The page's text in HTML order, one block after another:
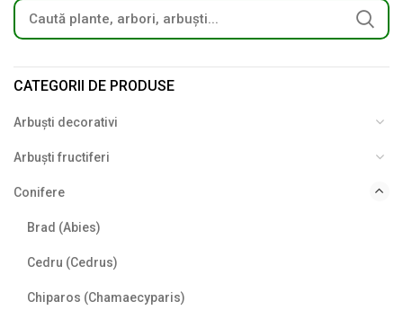
CATEGORII DE PRODUSE
Arbuști decorativi
Arbuști fructiferi
Conifere
Brad (Abies)
Cedru (Cedrus)
Chiparos (Chamaecyparis)